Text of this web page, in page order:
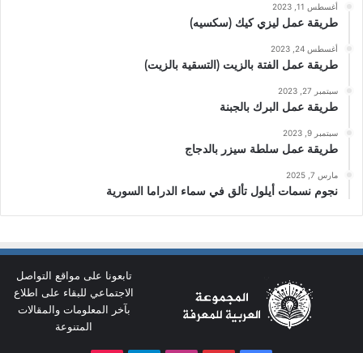
أغسطس 11, 2023
طريقة عمل ليزي كيك (سكسيه)
أغسطس 24, 2023
طريقة عمل الفتة بالزيت (التسقية بالزيت)
سبتمبر 27, 2023
طريقة عمل البرك بالجبنة
سبتمبر 9, 2023
طريقة عمل سلطة سيزر بالدجاج
مارس 7, 2025
نجوم نسمات أيلول تألق في سماء الدراما السورية
تابعونا على مواقع التواصل
الاجتماعي للبقاء على اطلاع
بآخر المعلومات والمقالات
المتنوعة